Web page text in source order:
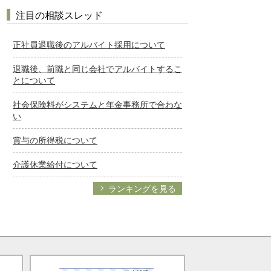
注目の相談スレッド
正社員退職後のアルバイト採用について
退職後、前職と同じ会社でアルバイトするこ
とについて
社会保険料がシステムと年金事務所で合わな
い
賞与の所得税について
介護休業給付について
ランキングを見る